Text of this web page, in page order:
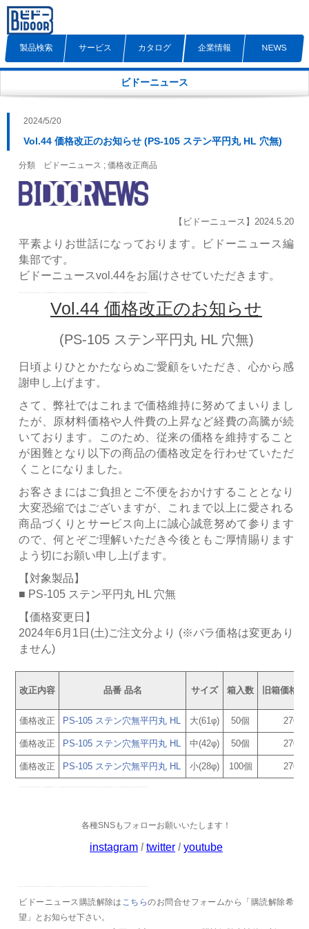
製品検索 サービス カタログ 企業情報 NEWS
ビドーニュース
2024/5/20
Vol.44 価格改正のお知らせ (PS-105 ステン平円丸 HL 穴無)
分類 ビドーニュース ; 価格改正商品
【ビドーニュース】2024.5.20
平素よりお世話になっております。ビドーニュース編
集部です。
ビドーニュースvol.44をお届けさせていただきます。
Vol.44 価格改正のお知らせ
(PS-105 ステン平円丸 HL 穴無)
日頃よりひとかたならぬご愛顧をいただき、心から感
謝申し上げます。
さて、弊社ではこれまで価格維持に努めてまいりまし
たが、原材料価格や人件費の上昇など経費の高騰が続
いております。このため、従来の価格を維持すること
が困難となり以下の商品の価格改定を行わせていただ
くことになりました。
お客さまにはご負担とご不便をおかけすることとなり
大変恐縮ではございますが、これまで以上に愛される
商品づくりとサービス向上に誠心誠意努めて参ります
ので、何とぞご理解いただき今後ともご厚情賜ります
よう切にお願い申し上げます。
【対象製品】
■ PS-105 ステン平円丸 HL 穴無
【価格変更日】
2024年6月1日(土)ご注文分より (※バラ価格は変更あり
ません)
改正内容 品番 品名 サイズ 箱入数 旧箱価格
価格改正 PS-105 ステン穴無平円丸 HL 大(61φ) 50個 270
価格改正 PS-105 ステン穴無平円丸 HL 中(42φ) 50個 270
価格改正 PS-105 ステン穴無平円丸 HL 小(28φ) 100個 270
各種SNSもフォローお願いいたします！
instagram / twitter / youtube
ビドーニュース購読解除は こちらのお問合せフォームから「購読解除希
望」とお知らせ下さい。